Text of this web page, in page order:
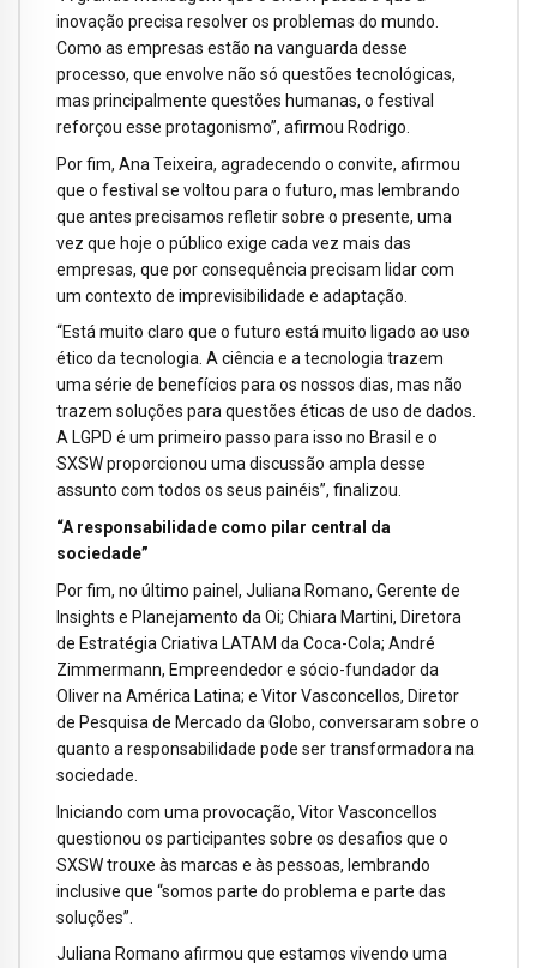
inovação precisa resolver os problemas do mundo.
Como as empresas estão na vanguarda desse
processo, que envolve não só questões tecnológicas,
mas principalmente questões humanas, o festival
reforçou esse protagonismo”, afirmou Rodrigo.
Por fim, Ana Teixeira, agradecendo o convite, afirmou
que o festival se voltou para o futuro, mas lembrando
que antes precisamos refletir sobre o presente, uma
vez que hoje o público exige cada vez mais das
empresas, que por consequência precisam lidar com
um contexto de imprevisibilidade e adaptação.
“Está muito claro que o futuro está muito ligado ao uso
ético da tecnologia. A ciência e a tecnologia trazem
uma série de benefícios para os nossos dias, mas não
trazem soluções para questões éticas de uso de dados.
A LGPD é um primeiro passo para isso no Brasil e o
SXSW proporcionou uma discussão ampla desse
assunto com todos os seus painéis”, finalizou.
“A responsabilidade como pilar central da
sociedade”
Por fim, no último painel, Juliana Romano, Gerente de
Insights e Planejamento da Oi; Chiara Martini, Diretora
de Estratégia Criativa LATAM da Coca-Cola; André
Zimmermann, Empreendedor e sócio-fundador da
Oliver na América Latina; e Vitor Vasconcellos, Diretor
de Pesquisa de Mercado da Globo, conversaram sobre o
quanto a responsabilidade pode ser transformadora na
sociedade.
Iniciando com uma provocação, Vitor Vasconcellos
questionou os participantes sobre os desafios que o
SXSW trouxe às marcas e às pessoas, lembrando
inclusive que “somos parte do problema e parte das
soluções”.
Juliana Romano afirmou que estamos vivendo uma